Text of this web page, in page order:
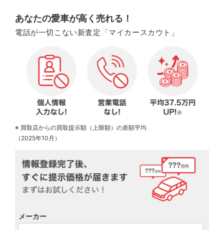
あなたの愛車が高く売れる！
電話が一切こない新査定「マイカースカウト」
※ 買取店からの買取提示額（上限額）の差額平均
（2025年10月）
メーカー